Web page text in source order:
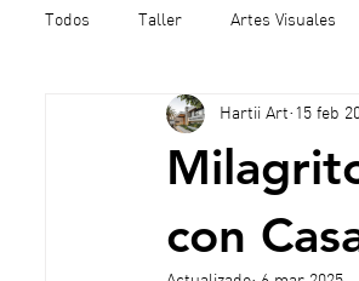
Todos Taller Artes Visuales
con
Hartii Art 15 feb